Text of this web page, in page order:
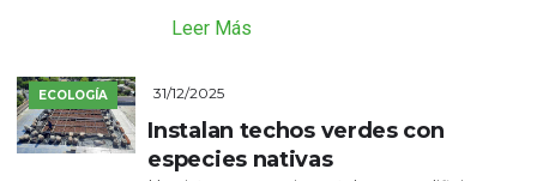
Leer Más
ECOLOGÍA 31/12/2025
Instalan techos verdes con
especies nativas